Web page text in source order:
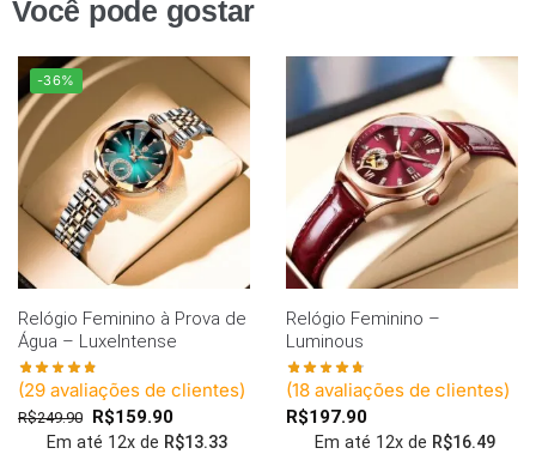
Você pode gostar
-36%
Relógio Feminino à Prova de
Água – LuxeIntense
(29 avaliações de clientes)
R$249.90 R$159.90
Em até 12x de R$13.33
Relógio Feminino –
Luminous
(18 avaliações de clientes)
R$197.90
Em até 12x de R$16.49